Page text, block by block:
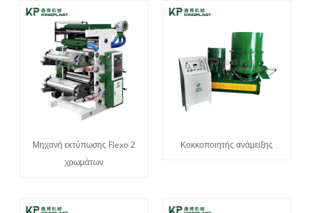
Μηχανή εκτύπωσης Flexo 2
χρωμάτων
Κοκκοποιητής ανάμειξης